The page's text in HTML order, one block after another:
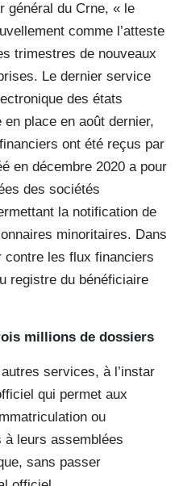
général du Crne, « le
comme l’atteste
trimestres de nouveaux
Le dernier service
des états
place en août dernier,
ont été reçus par
en décembre 2020 a pour
des sociétés
la notification de
minoritaires. Dans
contre les flux financiers
registre du bénéficiaire
millions de dossiers
services, à l’instar
qui permet aux
ou
à leurs assemblées
sans passer